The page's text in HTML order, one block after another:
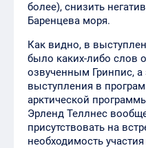
более), снизить
Баренцева моря.
Как видно, в
было каких-либо слов
озвученным Гринпис,
выступления в
арктической
Эрленд Теллнес
присутствовать на
необходимость